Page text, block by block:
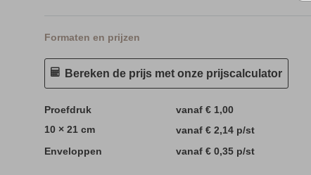
Formaten en prijzen
Bereken de prijs met onze prijscalculator
Proefdruk
vanaf € 1,00
10 × 21 cm
vanaf € 2,14 p/st
Enveloppen
vanaf € 0,35 p/st